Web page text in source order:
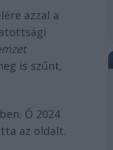
azzal a
is szűnt,
Ő 2024
az oldalt.